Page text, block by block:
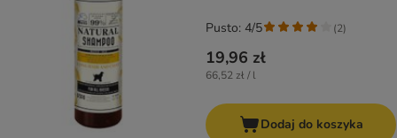
19,96 zł
66,52 zł / l
Pusto: 4/5 (2)
Dodaj do koszyka